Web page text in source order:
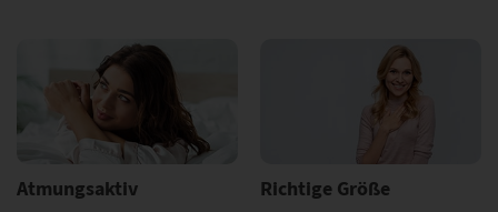
Atmungsaktiv Richtige Größe